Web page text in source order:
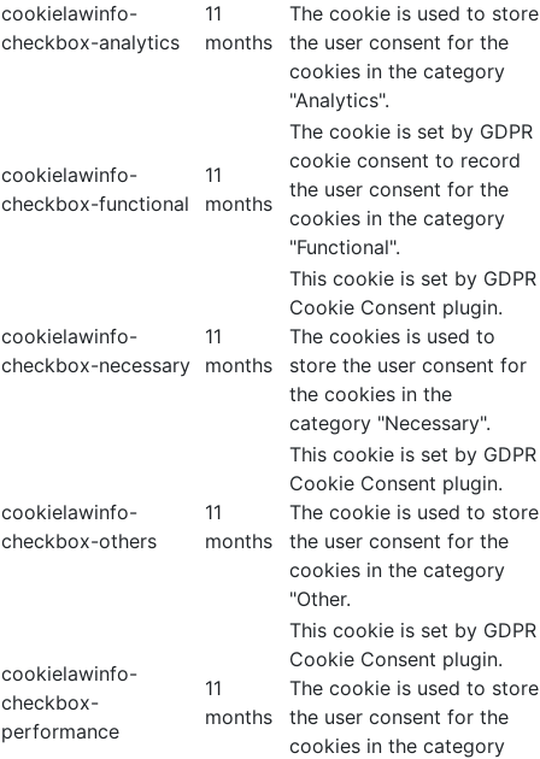
cookielawinfo-
checkbox-analytics
11
months
The cookie is used to store
the user consent for the
cookies in the category
"Analytics".
cookielawinfo-
checkbox-functional
11
months
The cookie is set by GDPR
cookie consent to record
the user consent for the
cookies in the category
"Functional".
cookielawinfo-
checkbox-necessary
11
months
This cookie is set by GDPR
Cookie Consent plugin.
The cookies is used to
store the user consent for
the cookies in the
category "Necessary".
cookielawinfo-
checkbox-others
11
months
This cookie is set by GDPR
Cookie Consent plugin.
The cookie is used to store
the user consent for the
cookies in the category
"Other.
cookielawinfo-
checkbox-
performance
11
months
This cookie is set by GDPR
Cookie Consent plugin.
The cookie is used to store
the user consent for the
cookies in the category